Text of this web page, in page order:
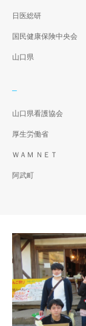
日医総研
国民健康保険中央会
山口県
–
山口県看護協会
厚生労働省
ＷＡＭ ＮＥＴ
阿武町